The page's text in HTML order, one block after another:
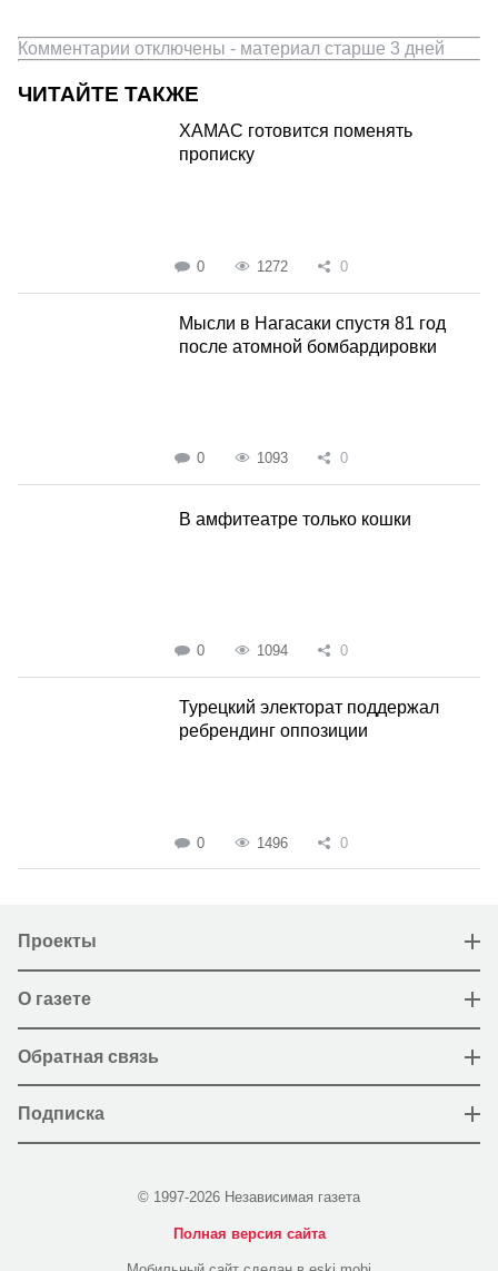
Комментарии отключены - материал старше 3 дней
ЧИТАЙТЕ ТАКЖЕ
ХАМАС готовится поменять
прописку
0 1272 0
Мысли в Нагасаки спустя 81 год
после атомной бомбардировки
0 1093 0
В амфитеатре только кошки
0 1094 0
Турецкий электорат поддержал
ребрендинг оппозиции
0 1496 0
Проекты
О газете
Обратная связь
Подписка
© 1997-2026 Независимая газета
Полная версия сайта